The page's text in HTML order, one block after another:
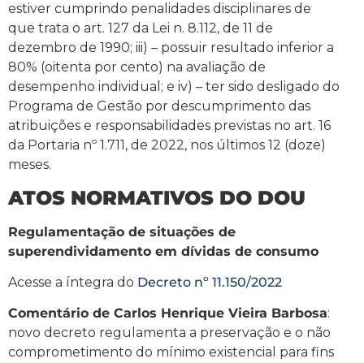
estiver cumprindo penalidades disciplinares de
que trata o art. 127 da Lei n. 8.112, de 11 de
dezembro de 1990; iii) – possuir resultado inferior a
80% (oitenta por cento) na avaliação de
desempenho individual; e iv) – ter sido desligado do
Programa de Gestão por descumprimento das
atribuições e responsabilidades previstas no art. 16
da Portaria nº 1.711, de 2022, nos últimos 12 (doze)
meses.
ATOS NORMATIVOS DO DOU
Regulamentação de situações de
superendividamento em dívidas de consumo
Acesse a íntegra do Decreto nº 11.150/2022
Comentário de Carlos Henrique Vieira Barbosa:
novo decreto regulamenta a preservação e o não
comprometimento do mínimo existencial para fins